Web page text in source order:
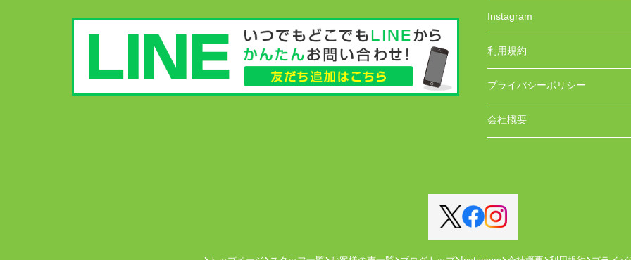
Instagram
利用規約
プライバシーポリシー
会社概要